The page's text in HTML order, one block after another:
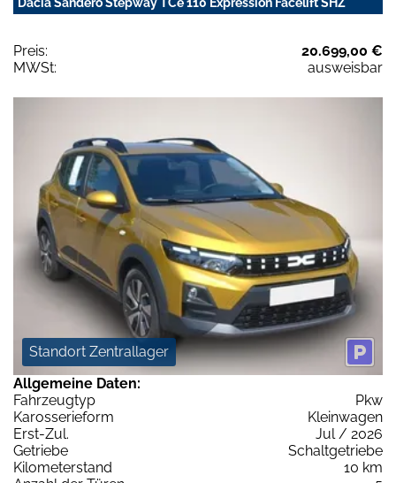
Preis:
20.699,00 €
MWSt:
ausweisbar
Standort Zentrallager
Allgemeine Daten:
Fahrzeugtyp
Pkw
Karosserieform
Kleinwagen
Erst-Zul.
Jul / 2026
Getriebe
Schaltgetriebe
Kilometerstand
10 km